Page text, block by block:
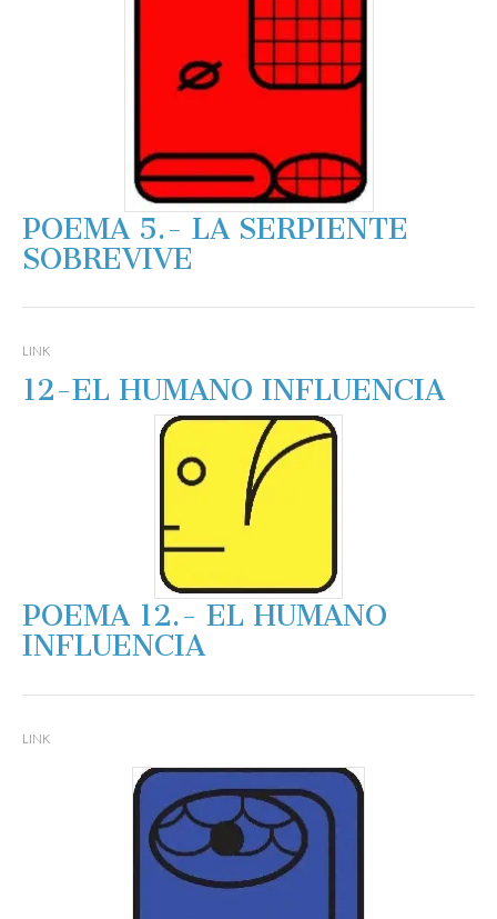
POEMA 5.- LA SERPIENTE
SOBREVIVE
LINK
12-EL HUMANO INFLUENCIA
POEMA 12.- EL HUMANO
INFLUENCIA
LINK